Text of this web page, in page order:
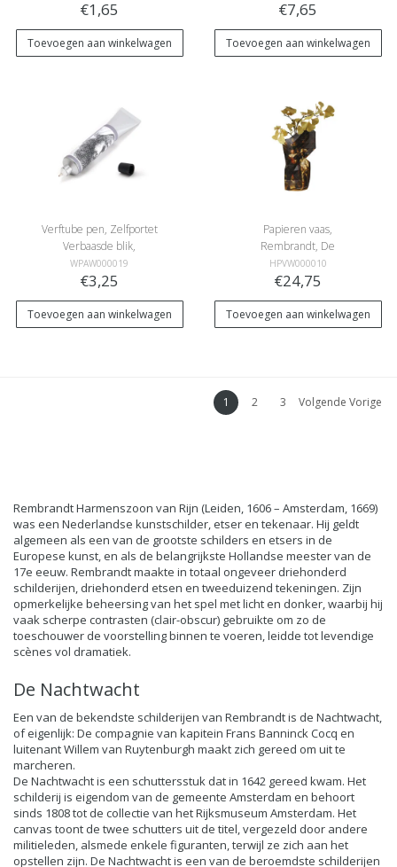
€1,65
Toevoegen aan winkelwagen
€7,65
Toevoegen aan winkelwagen
Verftube pen, Zelfportet
Verbaasde blik,
Rembrandt
WPAW000019
€3,25
Toevoegen aan winkelwagen
Papieren vaas,
Rembrandt, De
Nachtwacht
HPVW000010
€24,75
Toevoegen aan winkelwagen
1 2 3 Volgende Vorige
Rembrandt Harmenszoon van Rijn (Leiden, 1606 – Amsterdam, 1669)
was een Nederlandse kunstschilder, etser en tekenaar. Hij geldt
algemeen als een van de grootste schilders en etsers in de
Europese kunst, en als de belangrijkste Hollandse meester van de
17e eeuw. Rembrandt maakte in totaal ongeveer driehonderd
schilderijen, driehonderd etsen en tweeduizend tekeningen. Zijn
opmerkelijke beheersing van het spel met licht en donker, waarbij hij
vaak scherpe contrasten (clair-obscur) gebruikte om zo de
toeschouwer de voorstelling binnen te voeren, leidde tot levendige
scènes vol dramatiek.
De Nachtwacht
Een van de bekendste schilderijen van Rembrandt is de Nachtwacht,
of eigenlijk: De compagnie van kapitein Frans Banninck Cocq en
luitenant Willem van Ruytenburgh maakt zich gereed om uit te
marcheren.
De Nachtwacht is een schuttersstuk dat in 1642 gereed kwam. Het
schilderij is eigendom van de gemeente Amsterdam en behoort
sinds 1808 tot de collectie van het Rijksmuseum Amsterdam. Het
canvas toont de twee schutters uit de titel, vergezeld door andere
militieleden, alsmede enkele figuranten, terwijl ze zich aan het
opstellen zijn. De Nachtwacht is een van de beroemdste schilderijen